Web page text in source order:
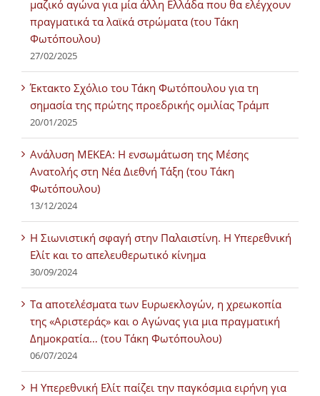
μαζικό αγώνα για μία άλλη Ελλάδα που θα ελέγχουν
πραγματικά τα λαϊκά στρώματα (του Τάκη
Φωτόπουλου)
27/02/2025
Έκτακτο Σχόλιο του Τάκη Φωτόπουλου για τη
σημασία της πρώτης προεδρικής ομιλίας Τράμπ
20/01/2025
Ανάλυση ΜΕΚΕΑ: Η ενσωμάτωση της Μέσης
Ανατολής στη Νέα Διεθνή Τάξη (του Τάκη
Φωτόπουλου)
13/12/2024
Η Σιωνιστική σφαγή στην Παλαιστίνη. Η Υπερεθνική
Ελίτ και το απελευθερωτικό κίνημα
30/09/2024
Τα αποτελέσματα των Ευρωεκλογών, η χρεωκοπία
της «Αριστεράς» και ο Αγώνας για μια πραγματική
Δημοκρατία… (του Τάκη Φωτόπουλου)
06/07/2024
H Υπερεθνική Ελίτ παίζει την παγκόσμια ειρήνη για